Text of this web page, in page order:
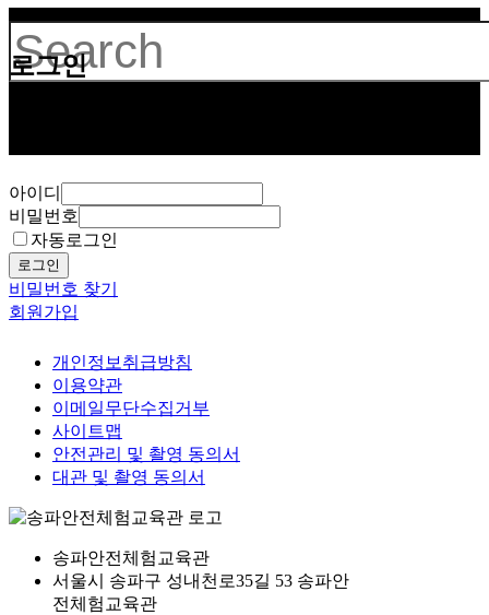
로그인
아이디
비밀번호
자동로그인
로그인
비밀번호 찾기
회원가입
개인정보취급방침
이용약관
이메일무단수집거부
사이트맵
안전관리 및 촬영 동의서
대관 및 촬영 동의서
송파안전체험교육관
서울시 송파구 성내천로35길 53 송파안
전체험교육관